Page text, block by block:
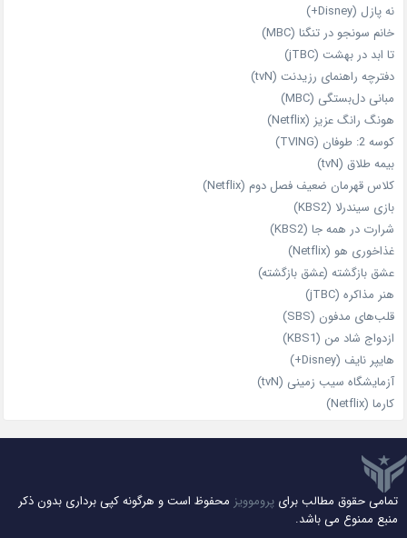
نه پازل (Disney+)
خانم سونجو در تنگنا (MBC)
تا ابد در بهشت (jTBC)
دفترچه راهنمای رزیدنت (tvN)
مبانی دل‌بستگی (MBC)
هونگ رانگ عزیز (Netflix)
کوسه 2: طوفان (TVING)
بیمه طلاق (tvN)
کلاس قهرمان ضعیف فصل دوم (Netflix)
بازی سیندرلا (KBS2)
شرارت در همه‌ جا (KBS2)
غذاخوری هو (Netflix)
عشق بازگشته (عشق بازگشته)
هنر مذاکره (jTBC)
قلب‌های مدفون (SBS)
ازدواج شاد من (KBS1)
هایپر نایف (Disney+)
آزمایشگاه سیب‌ زمینی (tvN)
کارما (Netflix)
تمامی حقوق مطالب برای پروموویز محفوظ است و هرگونه کپی برداری بدون ذکر
منبع ممنوع می باشد.